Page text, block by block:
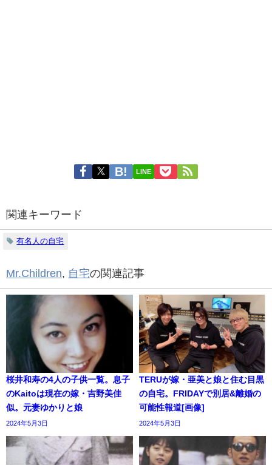
LINE
関連キーワード
有名人の自宅
Mr.Children, 自宅の関連記事
桜井和寿の4人の子供一覧。息子
のKaitoは現在の嫁・吉野美佳
似。元妻ゆかりと娘
2024年5月3日
TERUが嫁・亜美と娘と住む目黒
の自宅。FRIDAYで別居&離婚の
可能性報道[画像]
2024年5月3日